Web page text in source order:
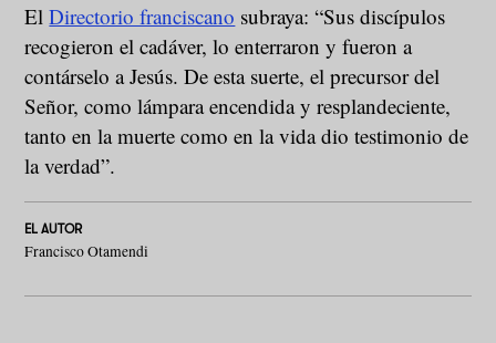
ElDirectorio franciscano subraya: “Sus discípulos
recogieron el cadáver, lo enterraron y fueron a
contárselo a Jesús. De esta suerte, el precursor del
Señor, como lámpara encendida y resplandeciente,
tanto en la muerte como en la vida dio testimonio de
la verdad”.
EL AUTOR
Francisco Otamendi